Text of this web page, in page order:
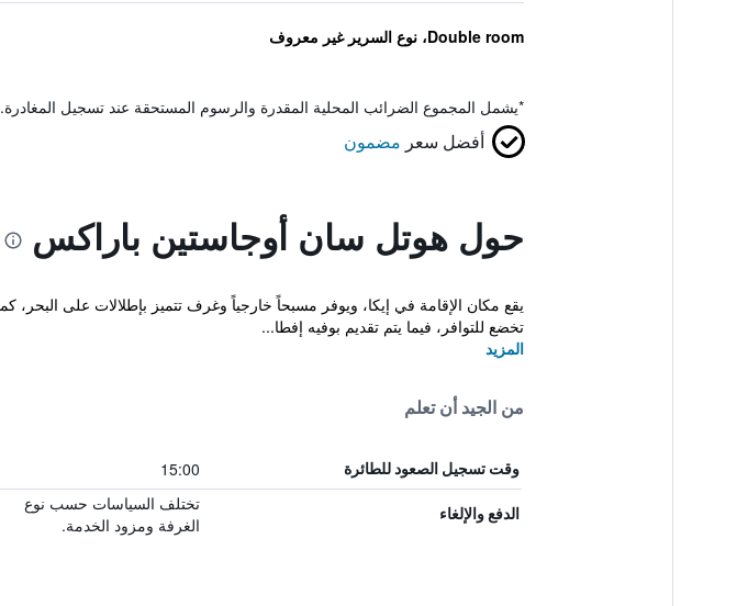
Double room، نوع السرير غير معروف
*يشمل المجموع الضرائب المحلية المقدرة والرسوم المستحقة عند تسجيل المغادرة.
أفضل سعر مضمون
حول هوتل سان أوجاستين باراكس
تخضع للتوافر، فيما يتم تقديم بوفيه إفطا...
المزيد
من الجيد أن تعلم
وقت تسجيل الصعود للطائرة 15:00
الدفع والإلغاء
تختلف السياسات حسب نوع
الغرفة ومزود الخدمة.